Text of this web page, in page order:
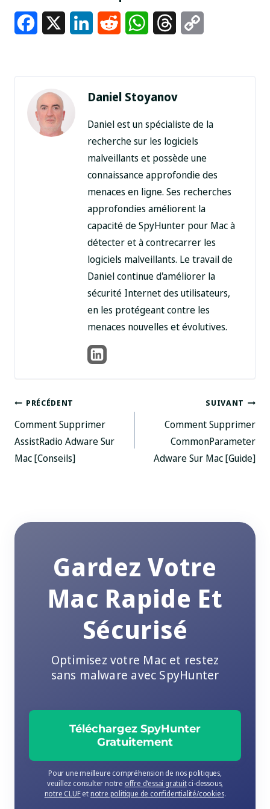
Facebook LinkedInReddit WhatsAppThreads
Daniel Stoyanov
Daniel est un spécialiste de la
recherche sur les logiciels
malveillants et possède une
connaissance approfondie des
menaces en ligne. Ses recherches
approfondies améliorent la
capacité de SpyHunter pour Mac à
détecter et à contrecarrer les
logiciels malveillants. Le travail de
Daniel continue d'améliorer la
sécurité Internet des utilisateurs,
en les protégeant contre les
menaces nouvelles et évolutives.
Navigation
des
articles
PRÉCÉDENT
Comment Supprimer
AssistRadio Adware Sur
Mac [Conseils]
SUIVANT
Comment Supprimer
CommonParameter
Adware Sur Mac [Guide]
Gardez Votre
Mac Rapide Et
Sécurisé
Optimisez votre Mac et restez
sans malware avec SpyHunter
Téléchargez SpyHunter
Gratuitement
Pour une meilleure compréhension de nos politiques,
veuillez consulter notre offre d'essai gratuitci-dessous,
notre CLUFet notre politique de confidentialité/cookies.